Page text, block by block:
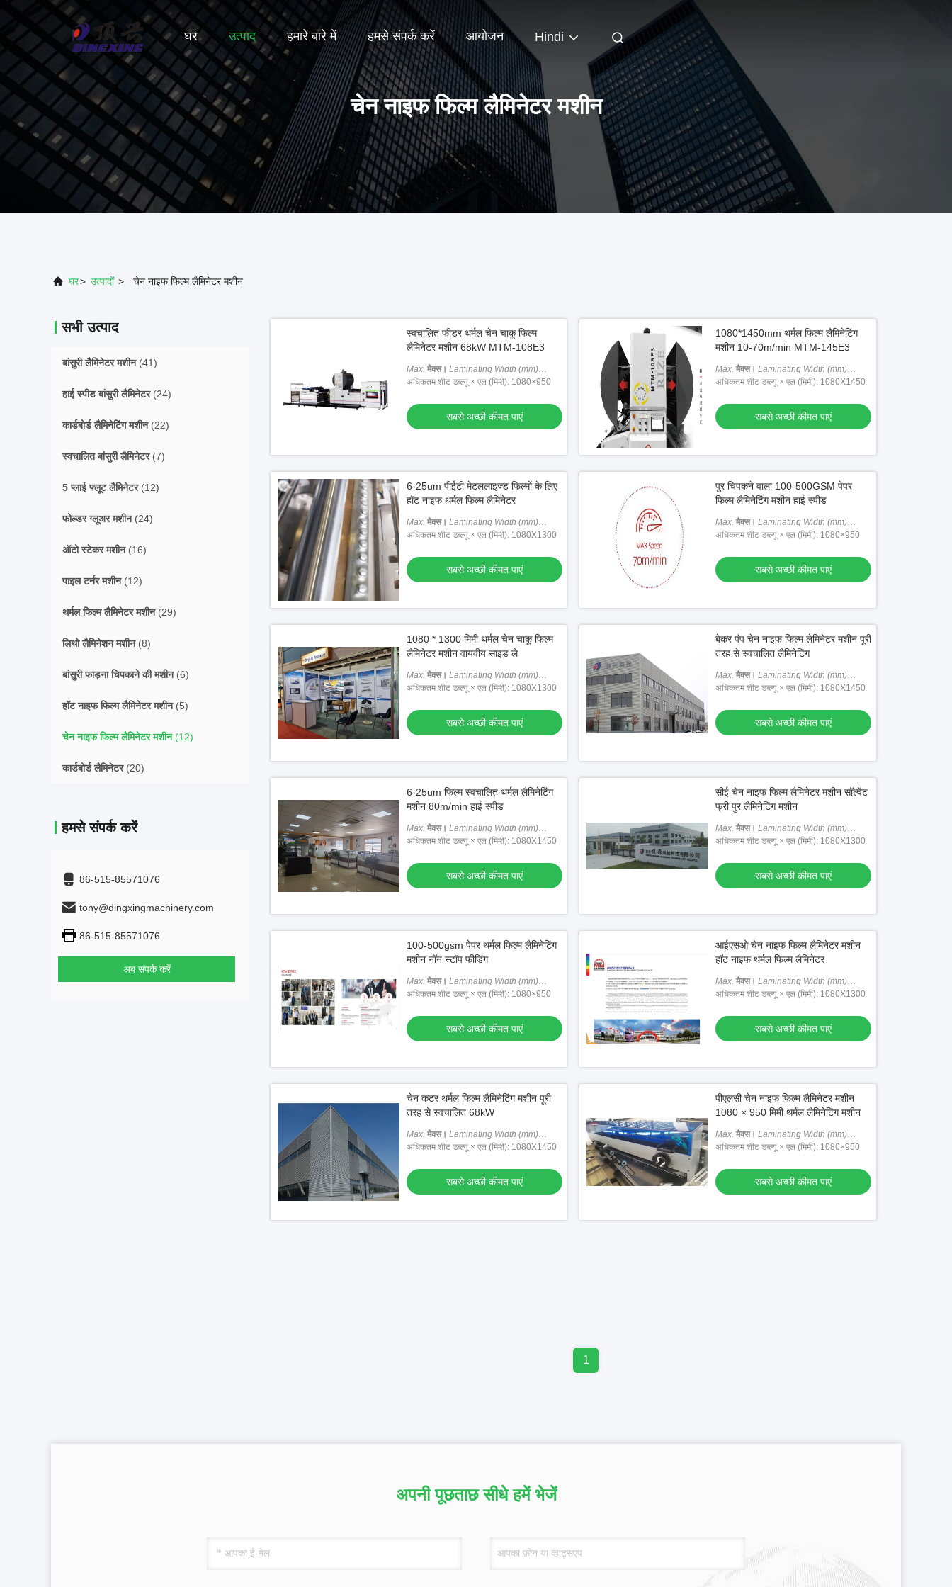
घर उत्पाद हमारे बारे में हमसे संपर्क करें आयोजन Hindi
चेन नाइफ फिल्म लैमिनेटर मशीन
घर> उत्पादों > चेन नाइफ फिल्म लैमिनेटर मशीन
सभी उत्पाद
बांसुरी लैमिनेटर मशीन(41)
हाई स्पीड बांसुरी लैमिनेटर(24)
कार्डबोर्ड लैमिनेटिंग मशीन(22)
स्वचालित बांसुरी लैमिनेटर(7)
5 प्लाई फ्लूट लैमिनेटर(12)
फोल्डर ग्लूअर मशीन(24)
ऑटो स्टेकर मशीन(16)
पाइल टर्नर मशीन(12)
थर्मल फिल्म लैमिनेटर मशीन(29)
लिथो लैमिनेशन मशीन(8)
बांसुरी फाड़ना चिपकाने की मशीन(6)
हॉट नाइफ फिल्म लैमिनेटर मशीन(5)
चेन नाइफ फिल्म लैमिनेटर मशीन(12)
कार्डबोर्ड लैमिनेटर(20)
हमसे संपर्क करें
86-515-85571076
tony@dingxingmachinery.com
86-515-85571076
अब संपर्क करें
स्वचालित फीडर थर्मल चेन चाकू फिल्म
लैमिनेटर मशीन 68kW MTM-108E3
Max. मैक्स। Laminating Width (mm)
लैमिनेटिंग चौड़ाई (मिमी) : 1080
अधिकतम शीट डब्ल्यू × एल (मिमी): 1080×950
सबसे अच्छी कीमत पाएं
1080*1450mm थर्मल फिल्म लैमिनेटिंग
मशीन 10-70m/min MTM-145E3
Max. मैक्स। Laminating Width (mm)
लैमिनेटिंग चौड़ाई (मिमी) : 1080
अधिकतम शीट डब्ल्यू × एल (मिमी): 1080X1450
सबसे अच्छी कीमत पाएं
6-25um पीईटी मेटललाइज्ड फिल्मों के लिए
हॉट नाइफ थर्मल फिल्म लैमिनेटर
Max. मैक्स। Laminating Width (mm)
लैमिनेटिंग चौड़ाई (मिमी) : 1080
अधिकतम शीट डब्ल्यू × एल (मिमी): 1080X1300
सबसे अच्छी कीमत पाएं
पुर चिपकने वाला 100-500GSM पेपर
फिल्म लैमिनेटिंग मशीन हाई स्पीड
Max. मैक्स। Laminating Width (mm)
लैमिनेटिंग चौड़ाई (मिमी) : 1080
अधिकतम शीट डब्ल्यू × एल (मिमी): 1080×950
सबसे अच्छी कीमत पाएं
1080 * 1300 मिमी थर्मल चेन चाकू फिल्म
लैमिनेटर मशीन वायवीय साइड ले
Max. मैक्स। Laminating Width (mm)
लैमिनेटिंग चौड़ाई (मिमी) : 1080
अधिकतम शीट डब्ल्यू × एल (मिमी): 1080X1300
सबसे अच्छी कीमत पाएं
बेकर पंप चेन नाइफ फिल्म लेमिनेटर मशीन पूरी
तरह से स्वचालित लैमिनेटिंग
Max. मैक्स। Laminating Width (mm)
लैमिनेटिंग चौड़ाई (मिमी) : 1080
अधिकतम शीट डब्ल्यू × एल (मिमी): 1080X1450
सबसे अच्छी कीमत पाएं
6-25um फिल्म स्वचालित थर्मल लैमिनेटिंग
मशीन 80m/min हाई स्पीड
Max. मैक्स। Laminating Width (mm)
लैमिनेटिंग चौड़ाई (मिमी) : 1080
अधिकतम शीट डब्ल्यू × एल (मिमी): 1080X1450
सबसे अच्छी कीमत पाएं
सीई चेन नाइफ फिल्म लैमिनेटर मशीन सॉल्वेंट
फ्री पुर लैमिनेटिंग मशीन
Max. मैक्स। Laminating Width (mm)
लैमिनेटिंग चौड़ाई (मिमी) : 1080
अधिकतम शीट डब्ल्यू × एल (मिमी): 1080X1300
सबसे अच्छी कीमत पाएं
100-500gsm पेपर थर्मल फिल्म लैमिनेटिंग
मशीन नॉन स्टॉप फीडिंग
Max. मैक्स। Laminating Width (mm)
लैमिनेटिंग चौड़ाई (मिमी) : 1080
अधिकतम शीट डब्ल्यू × एल (मिमी): 1080×950
सबसे अच्छी कीमत पाएं
आईएसओ चेन नाइफ फिल्म लैमिनेटर मशीन
हॉट नाइफ थर्मल फिल्म लैमिनेटर
Max. मैक्स। Laminating Width (mm)
लैमिनेटिंग चौड़ाई (मिमी) : 1080
अधिकतम शीट डब्ल्यू × एल (मिमी): 1080X1300
सबसे अच्छी कीमत पाएं
चेन कटर थर्मल फिल्म लैमिनेटिंग मशीन पूरी
तरह से स्वचालित 68kW
Max. मैक्स। Laminating Width (mm)
लैमिनेटिंग चौड़ाई (मिमी) : 1080
अधिकतम शीट डब्ल्यू × एल (मिमी): 1080X1450
सबसे अच्छी कीमत पाएं
पीएलसी चेन नाइफ फिल्म लैमिनेटर मशीन
1080 × 950 मिमी थर्मल लैमिनेटिंग मशीन
Max. मैक्स। Laminating Width (mm)
लैमिनेटिंग चौड़ाई (मिमी) : 1080
अधिकतम शीट डब्ल्यू × एल (मिमी): 1080×950
सबसे अच्छी कीमत पाएं
1
अपनी पूछताछ सीधे हमें भेजें